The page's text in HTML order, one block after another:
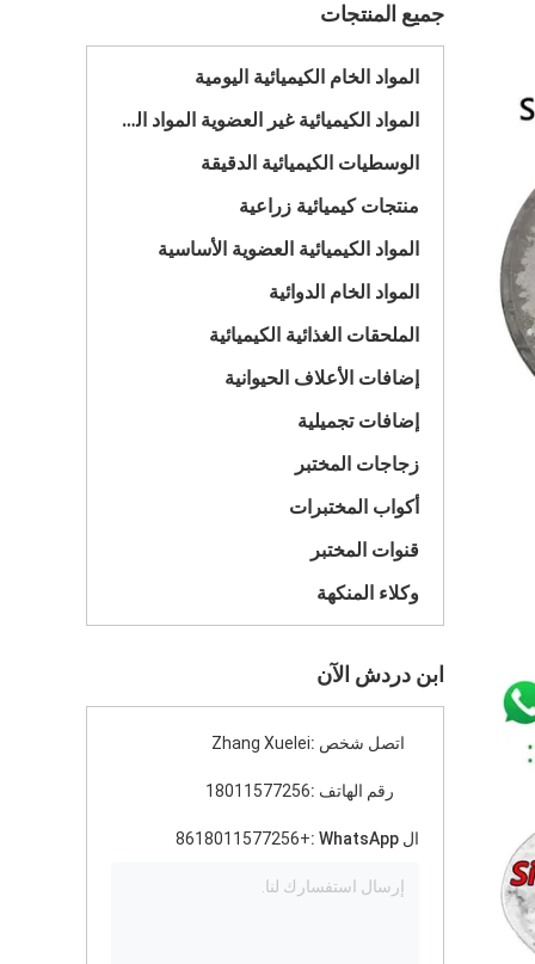
جميع المنتجات
المواد الخام الكيميائية اليومية
المواد الكيميائية غير العضوية المواد الخام
الوسطيات الكيميائية الدقيقة
منتجات كيميائية زراعية
المواد الكيميائية العضوية الأساسية
المواد الخام الدوائية
الملحقات الغذائية الكيميائية
إضافات الأعلاف الحيوانية
إضافات تجميلية
زجاجات المختبر
أكواب المختبرات
قنوات المختبر
وكلاء المنكهة
ابن دردش الآن
اتصل شخص :Zhang Xuelei
رقم الهاتف :18011577256
ال WhatsApp : +8618011577256